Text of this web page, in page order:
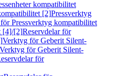
kompatibilitet
[2]Pressverktyg
Pressverktyg kompatibilitet
[4]/[2]Reservdelar för
Verktyg för Geberit Silent-
för Geberit Silent-
för